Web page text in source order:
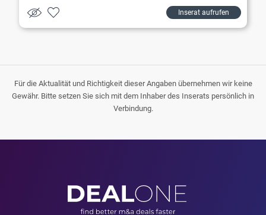
Inserat aufrufen
Für die Aktualität und Richtigkeit dieser Angaben übernehmen wir keine
Gewähr. Bitte setzen Sie sich mit dem Inhaber des Inserats persönlich in
Verbindung.